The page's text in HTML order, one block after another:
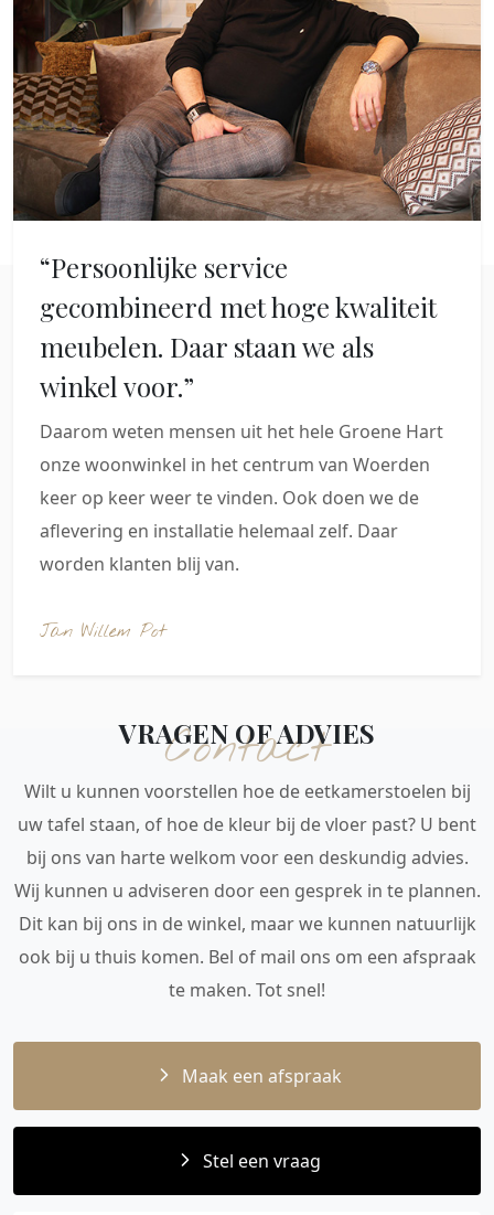
“Persoonlijke service
gecombineerd met hoge kwaliteit
meubelen. Daar staan we als
winkel voor.”
Daarom weten mensen uit het hele Groene Hart
onze woonwinkel in het centrum van Woerden
keer op keer weer te vinden. Ook doen we de
aflevering en installatie helemaal zelf. Daar
worden klanten blij van.
Jan Willem Pot
Contact
VRAGEN OF ADVIES
Wilt u kunnen voorstellen hoe de eetkamerstoelen bij
uw tafel staan, of hoe de kleur bij de vloer past? U bent
bij ons van harte welkom voor een deskundig advies.
Wij kunnen u adviseren door een gesprek in te plannen.
Dit kan bij ons in de winkel, maar we kunnen natuurlijk
ook bij u thuis komen. Bel of mail ons om een afspraak
te maken. Tot snel!
Maak een afspraak
Stel een vraag